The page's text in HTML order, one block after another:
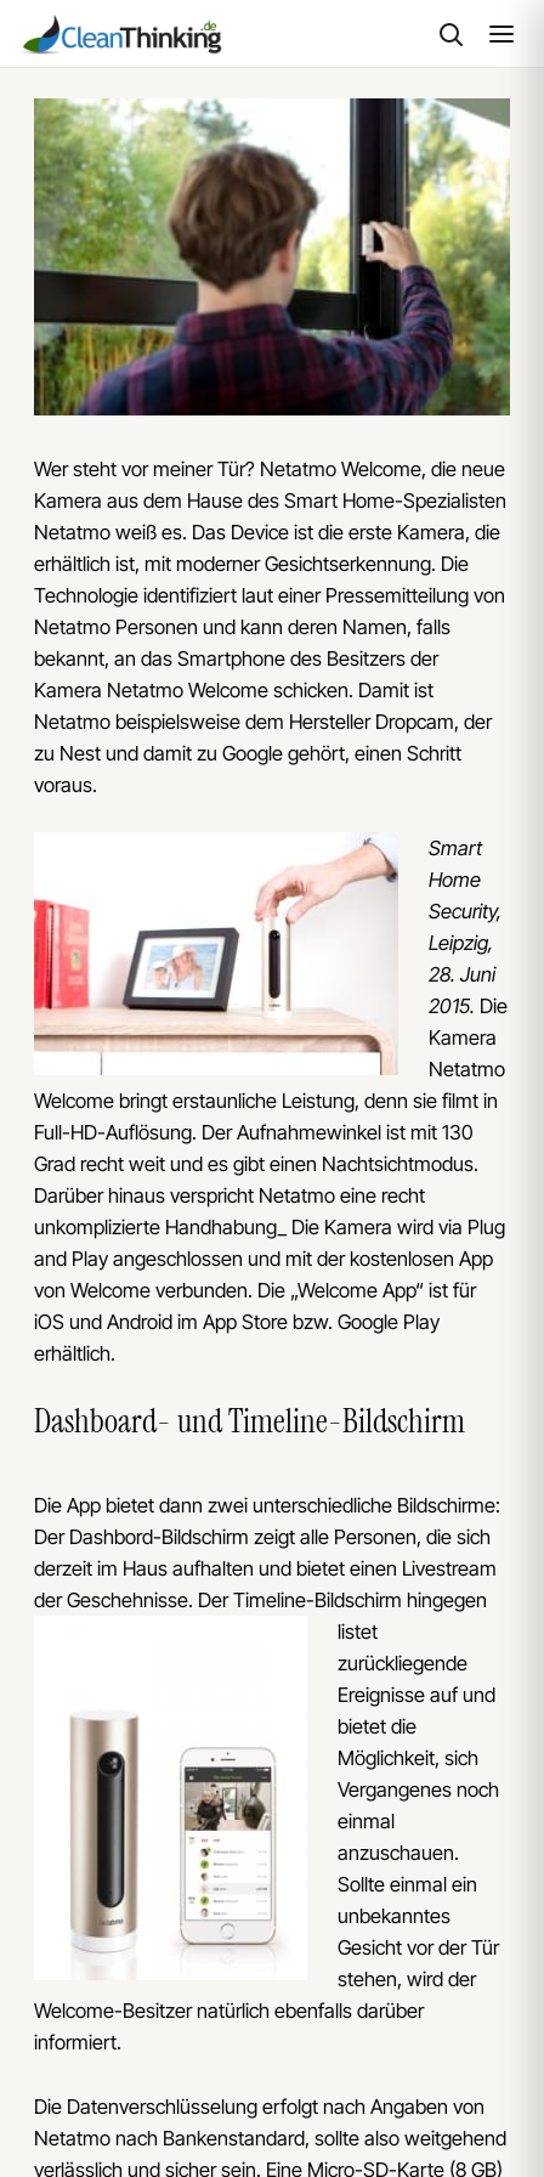
Inhalt
springen
Wer steht vor meiner Tür? Netatmo Welcome, die neue
Kamera aus dem Hause des Smart Home-Spezialisten
Netatmo weiß es. Das Device ist die erste Kamera, die
erhältlich ist, mit moderner Gesichtserkennung. Die
Technologie identifiziert laut einer Pressemitteilung von
Netatmo Personen und kann deren Namen, falls
bekannt, an das Smartphone des Besitzers der
Kamera Netatmo Welcome schicken. Damit ist
Netatmo beispielsweise dem Hersteller Dropcam, der
zu Nest und damit zu Google gehört, einen Schritt
voraus.
Smart
Home
Security,
Leipzig,
28. Juni
2015. Die
Kamera
Netatmo
Welcome bringt erstaunliche Leistung, denn sie filmt in
Full-HD-Auflösung. Der Aufnahmewinkel ist mit 130
Grad recht weit und es gibt einen Nachtsichtmodus.
Darüber hinaus verspricht Netatmo eine recht
unkomplizierte Handhabung_ Die Kamera wird via Plug
and Play angeschlossen und mit der kostenlosen App
von Welcome verbunden. Die „Welcome App“ ist für
iOS und Android im App Store bzw. Google Play
erhältlich.
Dashboard- und Timeline-Bildschirm
Die App bietet dann zwei unterschiedliche Bildschirme:
Der Dashbord-Bildschirm zeigt alle Personen, die sich
derzeit im Haus aufhalten und bietet einen Livestream
der Geschehnisse. Der Timeline-Bildschirm hingegen
listet
zurückliegende
Ereignisse auf und
bietet die
Möglichkeit, sich
Vergangenes noch
einmal
anzuschauen.
Sollte einmal ein
unbekanntes
Gesicht vor der Tür
stehen, wird der
Welcome-Besitzer natürlich ebenfalls darüber
informiert.
Die Datenverschlüsselung erfolgt nach Angaben von
Netatmo nach Bankenstandard, sollte also weitgehend
verlässlich und sicher sein. Eine Micro-SD-Karte (8 GB)